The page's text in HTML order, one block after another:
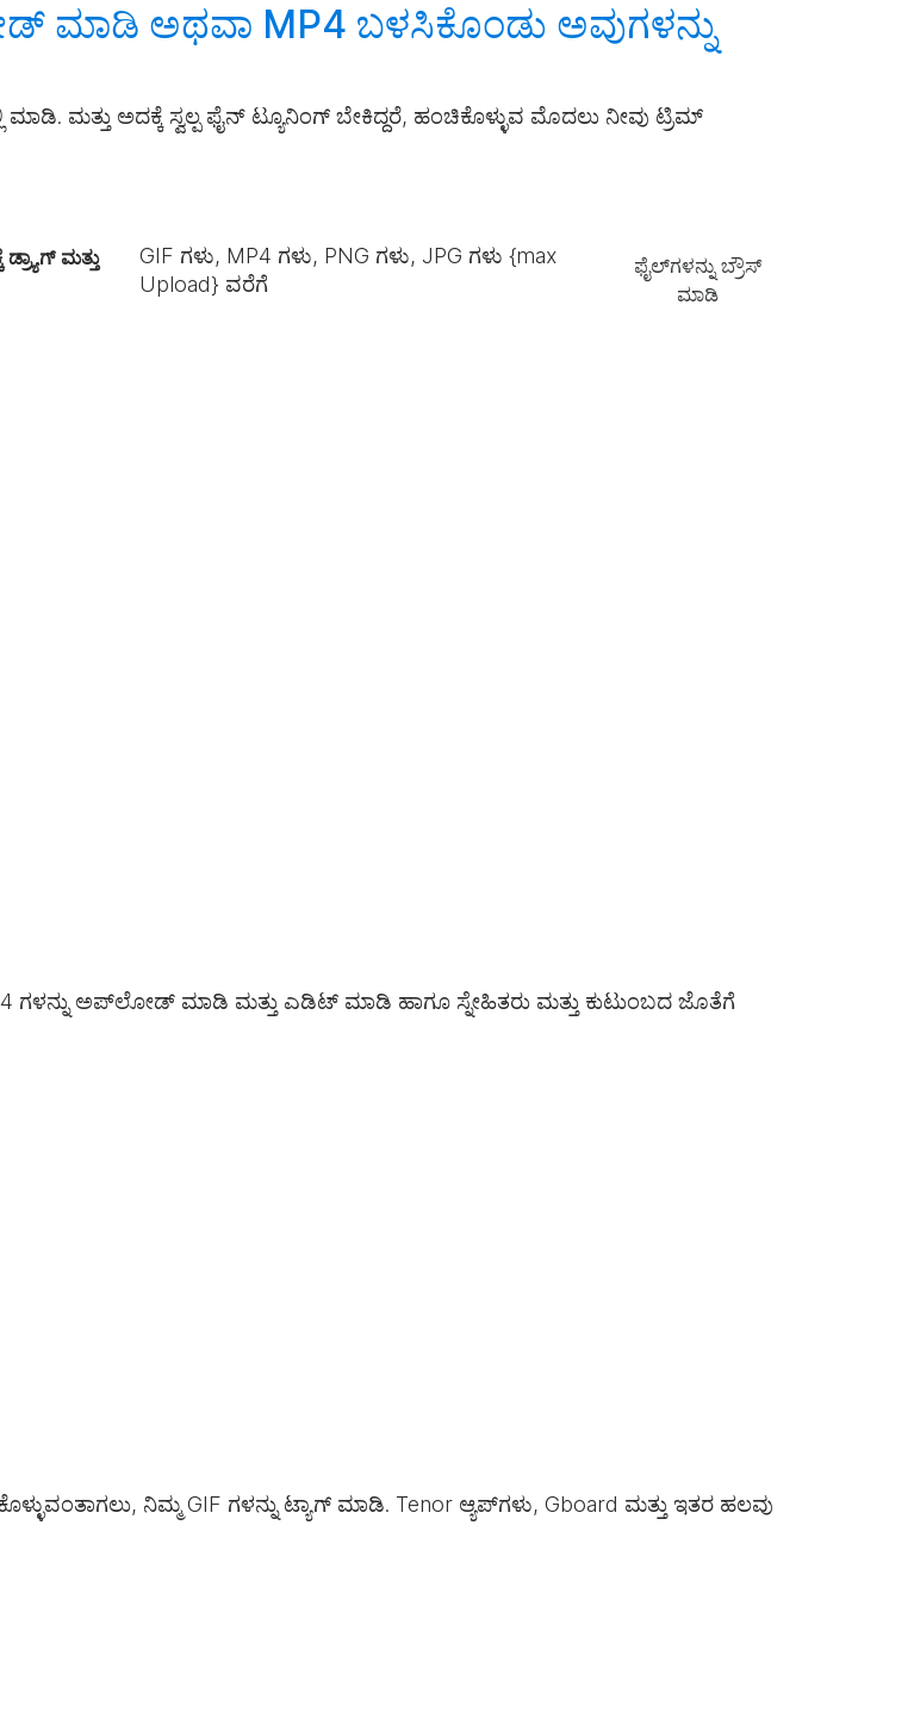
ಮಾಡಿ ಅಥವಾ MP4 ಬಳಸಿಕೊಂಡು ಅವುಗಳನ್ನು
ಮತ್ತು ಅದಕ್ಕೆ ಸ್ವಲ್ಪ ಫೈನ್ ಟ್ಯೂನಿಂಗ್ ಬೇಕಿದ್ದರೆ, ಹಂಚಿಕೊಳ್ಳುವ ಮೊದಲು ನೀವು ಟ್ರಿಮ್
ಮತ್ತು
GIF ಗಳು, MP4 ಗಳು, PNG ಗಳು, JPG ಗಳು {max
Upload} ವರೆಗೆ
ಫೈಲ್‌ಗಳನ್ನು ಬ್ರೌಸ್
ಮಾಡಿ
ಗಳನ್ನು ಅಪ್‌ಲೋಡ್ ಮಾಡಿ ಮತ್ತು ಎಡಿಟ್ ಮಾಡಿ ಹಾಗೂ ಸ್ನೇಹಿತರು ಮತ್ತು ಕುಟುಂಬದ ಜೊತೆಗೆ
ನಿಮ್ಮ GIF ಗಳನ್ನು ಟ್ಯಾಗ್ ಮಾಡಿ. Tenor ಆ್ಯಪ್‌ಗಳು, Gboard ಮತ್ತು ಇತರ ಹಲವು